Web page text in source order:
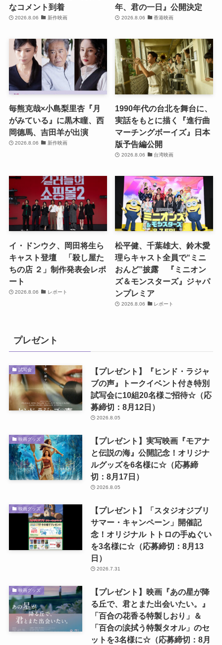
なコメント到着
2026.8.06 新作映画
年、君の一日』公開決定
2026.8.06 香港映画
毎熊克哉×小島梨里杏『月
がみている』に黒木瞳、西
岡德馬、吉田羊が出演
2026.8.06 新作映画
1990年代の台北を舞台に、
実話をもとに描く『進行曲
マーチングボーイズ』日本
版予告編公開
2026.8.06 台湾映画
イ・ドンウク、岡田将生ら
キャスト登壇 「殺し屋た
ちの店 ２」制作発表会レポ
ート
2026.8.06 レポート
松平健、千葉雄大、鈴木愛
理らキャスト全員で“ミニ
おんど”披露 『ミニオン
ズ＆モンスターズ』ジャパ
ンプレミア
2026.8.06 レポート
プレゼント
試写会
【プレゼント】『ヒンド・ラジャ
ブの声』トークイベント付き特別
試写会に10組20名様ご招待☆（応
募締切：8月12日）
2026.8.05
映画グッズ
【プレゼント】実写映画『モアナ
と伝説の海』公開記念！オリジナ
ルグッズを6名様に☆（応募締
切：8月17日）
2026.8.05
映画グッズ
【プレゼント】「スタジオジブリ
サマー・キャンペーン」開催記
念！オリジナル トトロの手ぬぐい
を3名様に☆（応募締切：8月13
日）
2026.7.31
映画グッズ
【プレゼント】映画『あの星が降
る丘で、君とまた出会いたい。』
「百合の花香る特製しおり」＆
「百合の涙拭う特製タオル」のセ
ットを3名様に☆（応募締切：8月